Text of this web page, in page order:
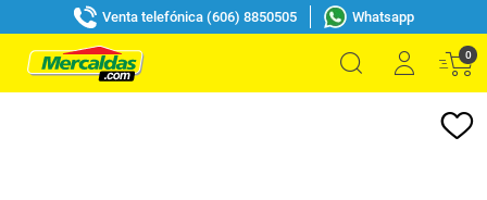
Venta telefónica (606) 8850505 Whatsapp
0